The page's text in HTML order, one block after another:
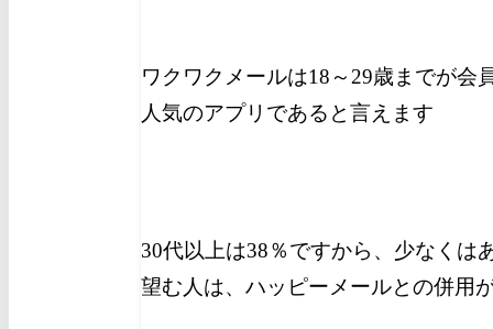
ワクワクメールは18～29歳までが会
人気のアプリであると言えます
30代以上は38％ですから、少なくは
望む人は、ハッピーメールとの併用